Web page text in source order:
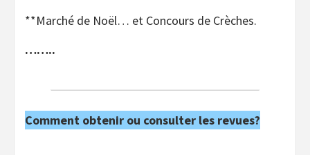
**Marché de Noël… et Concours de Crèches.
……..
Comment obtenir ou consulter les revues?